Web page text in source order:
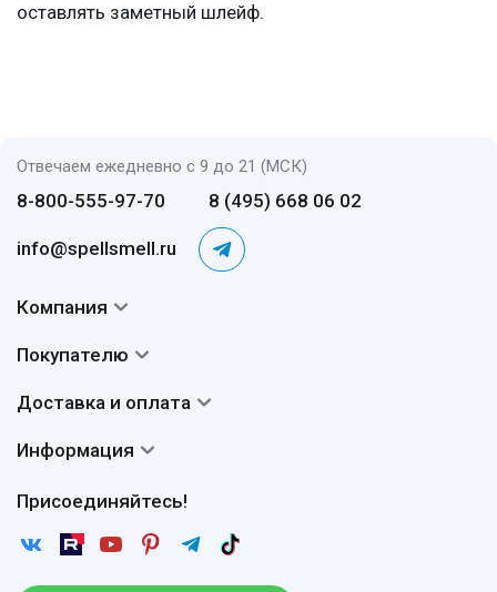
оставлять заметный шлейф.
Отвечаем ежедневно с 9 до 21 (МСК)
8-800-555-97-70 8 (495) 668 06 02
info@spellsmell.ru
Присоединяйтесь!
Компания
Авторы
Сертификаты
Покупателю
Вопросы и ответы
Отзывы
Доставка и оплата
Доставка
Возврат
Информация
Пользовательское соглашение